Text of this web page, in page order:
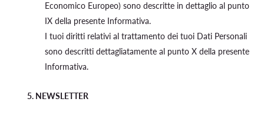
Economico Europeo) sono descritte in dettaglio al punto
IX della presente Informativa.
I tuoi diritti relativi al trattamento dei tuoi Dati Personali
sono descritti dettagliatamente al punto X della presente
Informativa.
5. NEWSLETTER